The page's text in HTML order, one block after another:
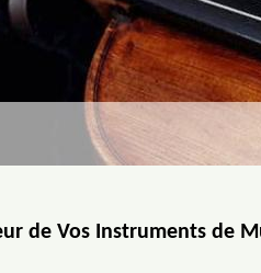
de Vos Instruments de